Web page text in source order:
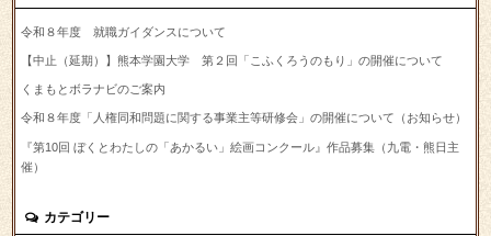
令和８年度 就職ガイダンスについて
【中止（延期）】熊本学園大学 第２回「こふくろうのもり」の開催について
くまもとボラナビのご案内
令和８年度「人権同和問題に関する事業主等研修会」の開催について（お知らせ）
『第10回 ぼくとわたしの「あかるい」絵画コンクール』作品募集（九電・熊日主
催）
カテゴリー